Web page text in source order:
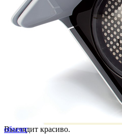
Выглядит красиво.
объект